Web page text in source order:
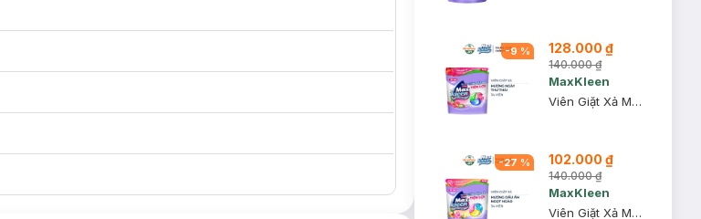
-9 % 128.000 ₫
140.000 ₫
MaxKleen
Viên Giặt Xả MaxKleen Hương Ngày Thư Thái 34 Viên
-27 % 102.000 ₫
140.000 ₫
MaxKleen
Viên Giặt Xả MaxKleen Hương Dấu Ấn Ngọt Ngào 34 Viên